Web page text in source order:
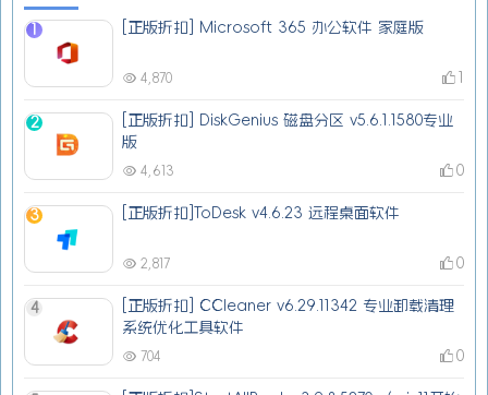
1 [正版折扣] Microsoft 365 办公软件 家庭版
4,870 1
2
[正版折扣] DiskGenius 磁盘分区 v5.6.1.1580专业
版
4,613 0
3 [正版折扣]ToDesk v4.6.23 远程桌面软件
2,817 0
4
[正版折扣] CCleaner v6.29.11342 专业卸载清理
系统优化工具软件
704 0